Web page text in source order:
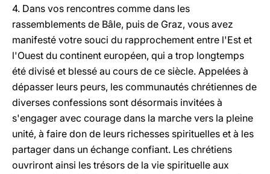
4. Dans vos rencontres comme dans les
rassemblements de Bâle, puis de Graz, vous avez
manifesté votre souci du rapprochement entre l'Est et
l'Ouest du continent européen, qui a trop longtemps
été divisé et blessé au cours de ce siècle. Appelées à
dépasser leurs peurs, les communautés chrétiennes de
diverses confessions sont désormais invitées à
s'engager avec courage dans la marche vers la pleine
unité, à faire don de leurs richesses spirituelles et à les
partager dans un échange confiant. Les chrétiens
ouvriront ainsi les trésors de la vie spirituelle aux